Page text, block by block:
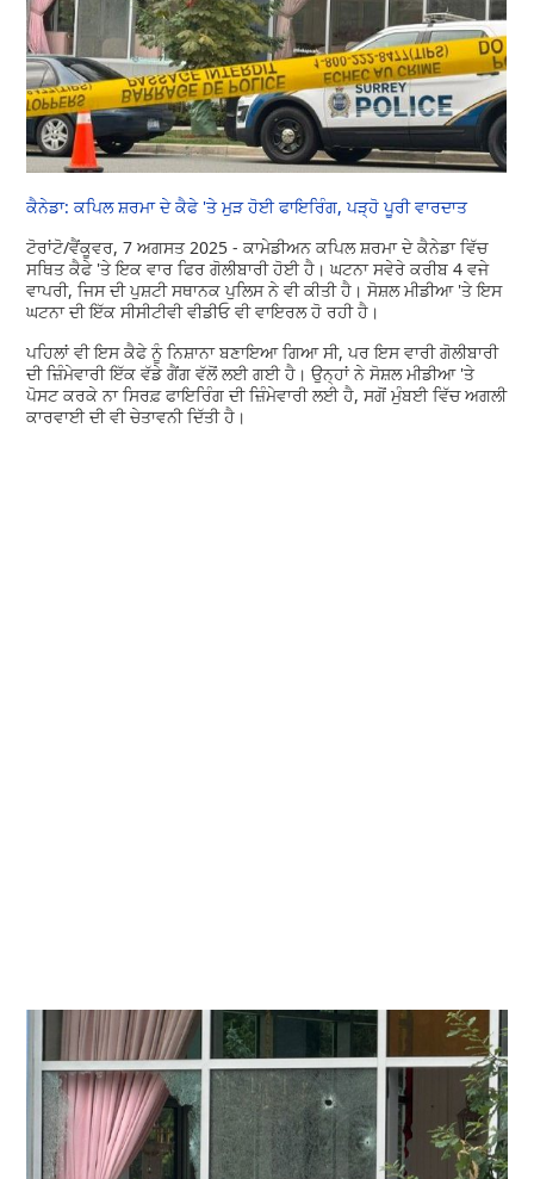
ਕੈਨੇਡਾ: ਕਪਿਲ ਸ਼ਰਮਾ ਦੇ ਕੈਫੇ 'ਤੇ ਮੁੜ ਹੋਈ ਫਾਇਰਿੰਗ, ਪੜ੍ਹੋ ਪੂਰੀ ਵਾਰਦਾਤ
ਟੋਰਾਂਟੋ/ਵੈਂਕੂਵਰ, 7 ਅਗਸਤ 2025 - ਕਾਮੇਡੀਅਨ ਕਪਿਲ ਸ਼ਰਮਾ ਦੇ ਕੈਨੇਡਾ ਵਿੱਚ
ਸਥਿਤ ਕੈਫੇ 'ਤੇ ਇਕ ਵਾਰ ਫਿਰ ਗੋਲੀਬਾਰੀ ਹੋਈ ਹੈ। ਘਟਨਾ ਸਵੇਰੇ ਕਰੀਬ 4 ਵਜੇ
ਵਾਪਰੀ, ਜਿਸ ਦੀ ਪੁਸ਼ਟੀ ਸਥਾਨਕ ਪੁਲਿਸ ਨੇ ਵੀ ਕੀਤੀ ਹੈ। ਸੋਸ਼ਲ ਮੀਡੀਆ 'ਤੇ ਇਸ
ਘਟਨਾ ਦੀ ਇੱਕ ਸੀਸੀਟੀਵੀ ਵੀਡੀਓ ਵੀ ਵਾਇਰਲ ਹੋ ਰਹੀ ਹੈ।
ਪਹਿਲਾਂ ਵੀ ਇਸ ਕੈਫੇ ਨੂੰ ਨਿਸ਼ਾਨਾ ਬਣਾਇਆ ਗਿਆ ਸੀ, ਪਰ ਇਸ ਵਾਰੀ ਗੋਲੀਬਾਰੀ
ਦੀ ਜ਼ਿੰਮੇਵਾਰੀ ਇੱਕ ਵੱਡੇ ਗੈਂਗ ਵੱਲੋਂ ਲਈ ਗਈ ਹੈ। ਉਨ੍ਹਾਂ ਨੇ ਸੋਸ਼ਲ ਮੀਡੀਆ 'ਤੇ
ਪੋਸਟ ਕਰਕੇ ਨਾ ਸਿਰਫ਼ ਫਾਇਰਿੰਗ ਦੀ ਜ਼ਿੰਮੇਵਾਰੀ ਲਈ ਹੈ, ਸਗੋਂ ਮੁੰਬਈ ਵਿੱਚ ਅਗਲੀ
ਕਾਰਵਾਈ ਦੀ ਵੀ ਚੇਤਾਵਨੀ ਦਿੱਤੀ ਹੈ।